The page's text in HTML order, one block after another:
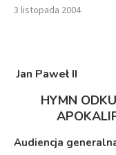
3 listopada 2004
Jan Paweł II
HYMN
Audiencja